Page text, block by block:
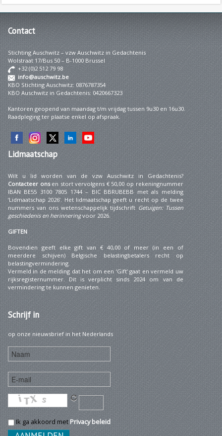
Contact
Stichting Auschwitz – vzw Auschwitz in Gedachtenis
Wolstraat 17/Bus 50 – B-1000 Brussel
+32 (0)2 512 79 98
info@auschwitz.be
KBO Stichting Auschwitz: 0876787354
KBO Auschwitz in Gedachtenis: 0420667323
Kantoren geopend van maandag t/m vrijdag tussen 9u30 en 16u30.
Raadpleging ter plaatse enkel op afspraak.
Lidmaatschap
Wilt u lid worden van de vzw Auschwitz in Gedachtenis?
Contacteer onsen stort vervolgens € 50,00 op rekeningnummer
IBAN BE55 3100 7805 1744 – BIC BBRUBEBB met als melding
‘Lidmaatschap 2026’. Het lidmaatschap geeft u recht op de twee
nummers van ons wetenschappelijk tijdschrift Getuigen: Tussen
geschiedenis en herinneringvoor 2026.
GIFTEN
Bovendien geeft elke gift van € 40,00 of meer (in een of
meerdere schijven) Belgische belastingbetalers recht op
belastingvermindering.
Vermeld in de melding dat het om een ‘Gift’ gaat en vermeld uw
rijksregisternummer. Dit is verplicht sinds 2024 om van de
vermindering te kunnen genieten.
Schrijfin
op onze nieuwsbrief in het Nederlands
Ik ga akkoord metPrivacy beleid